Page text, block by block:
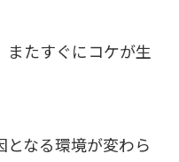
またすぐにコケが生
となる環境が変わら